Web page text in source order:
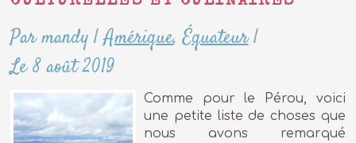
Par mandy |Amérique,Équateur|
Le 8 août 2019
Comme pour le Pérou, voici
une petite liste de choses que
nous avons remarqué